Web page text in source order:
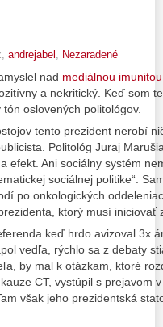
andrejabel Nezaradené
nad mediálnou imunitou
a nekritický. Keď som
oslovených politológov.
tento prezident nerobí
Politológ Juraj
efekt. Ani sociálny systém
sociálnej politike“.
po onkologických
ktorý musí iniciovať
keď hrdo avizoval 3x
vedľa, rýchlo sa z debaty
by mal k otázkam, ktoré
CT, vystúpil s prejavom
však jeho prezidentská